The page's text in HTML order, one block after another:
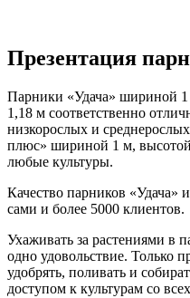
Презентация
Парники «Удача» шириной
1,18 м соответственно
низкорослых и
плюс» шириной 1 м,
любые культуры.
Качество парников «Удача»
сами и более 5000 клиентов.
Ухаживать за растениями в
одно удовольствие. Только
удобрять, поливать и
доступом к культурам со